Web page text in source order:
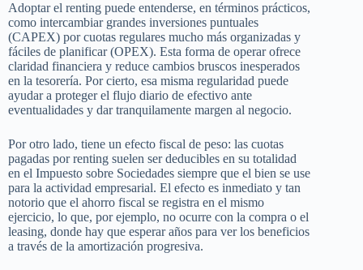
Adoptar el renting puede entenderse, en términos prácticos,
como intercambiar grandes inversiones puntuales
(CAPEX) por cuotas regulares mucho más organizadas y
fáciles de planificar (OPEX). Esta forma de operar ofrece
claridad financiera y reduce cambios bruscos inesperados
en la tesorería. Por cierto, esa misma regularidad puede
ayudar a proteger el flujo diario de efectivo ante
eventualidades y dar tranquilamente margen al negocio.
Por otro lado, tiene un efecto fiscal de peso: las cuotas
pagadas por renting suelen ser deducibles en su totalidad
en el Impuesto sobre Sociedades siempre que el bien se use
para la actividad empresarial. El efecto es inmediato y tan
notorio que el ahorro fiscal se registra en el mismo
ejercicio, lo que, por ejemplo, no ocurre con la compra o el
leasing, donde hay que esperar años para ver los beneficios
a través de la amortización progresiva.